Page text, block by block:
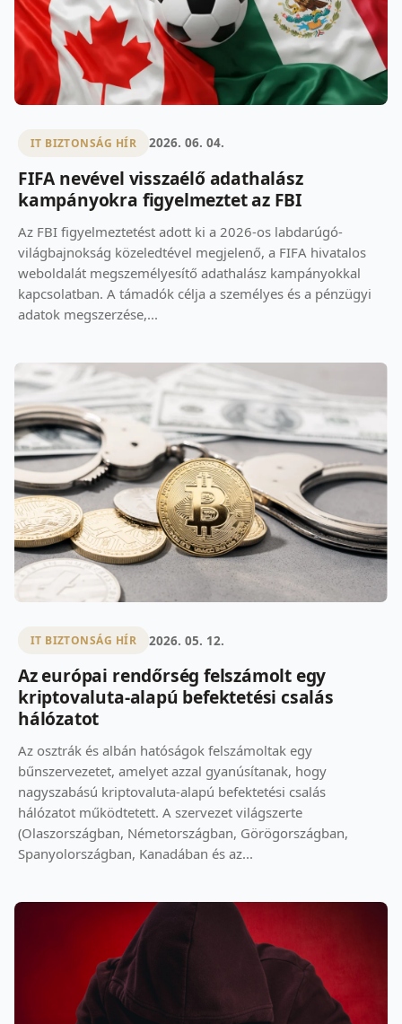
IT BIZTONSÁG HÍR 2026. 06. 04.
FIFA nevével visszaélő adathalász
kampányokra figyelmeztet az FBI
Az FBI figyelmeztetést adott ki a 2026-os labdarúgó-
világbajnokság közeledtével megjelenő, a FIFA hivatalos
weboldalát megszemélyesítő adathalász kampányokkal
kapcsolatban. A támadók célja a személyes és a pénzügyi
adatok megszerzése,...
IT BIZTONSÁG HÍR 2026. 05. 12.
Az európai rendőrség felszámolt egy
kriptovaluta-alapú befektetési csalás
hálózatot
Az osztrák és albán hatóságok felszámoltak egy
bűnszervezetet, amelyet azzal gyanúsítanak, hogy
nagyszabású kriptovaluta-alapú befektetési csalás
hálózatot működtetett. A szervezet világszerte
(Olaszországban, Németországban, Görögországban,
Spanyolországban, Kanadában és az...